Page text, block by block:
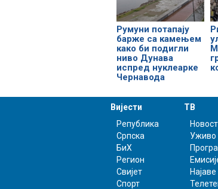
Румуни потапају
барже са камењем
како би подигли
ниво Дунава
испред нуклеарке
Чернавода
Вијести
Република
Српска
БиХ
Регион
Свијет
Спорт
ТВ
Уживо
Најаве